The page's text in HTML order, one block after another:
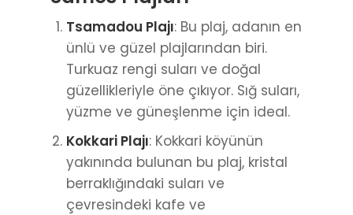
Tsamadou Plajı: Bu plaj, adanın en
ünlü ve güzel plajlarından biri.
Turkuaz rengi suları ve doğal
güzellikleriyle öne çıkıyor. Sığ suları,
yüzme ve güneşlenme için ideal.
Kokkari Plajı: Kokkari köyünün
yakınında bulunan bu plaj, kristal
berraklığındaki suları ve
çevresindeki kafe ve